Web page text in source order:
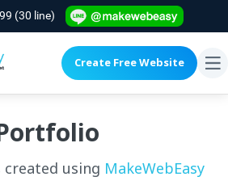
(30 line)
Create Free Website
using MakeWebEasy